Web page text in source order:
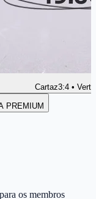
Cartaz3:4 •
PREMIUM
os membros